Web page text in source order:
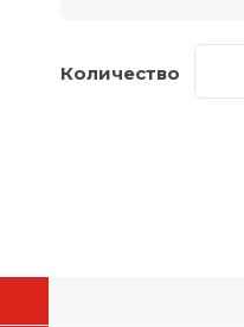
Количество